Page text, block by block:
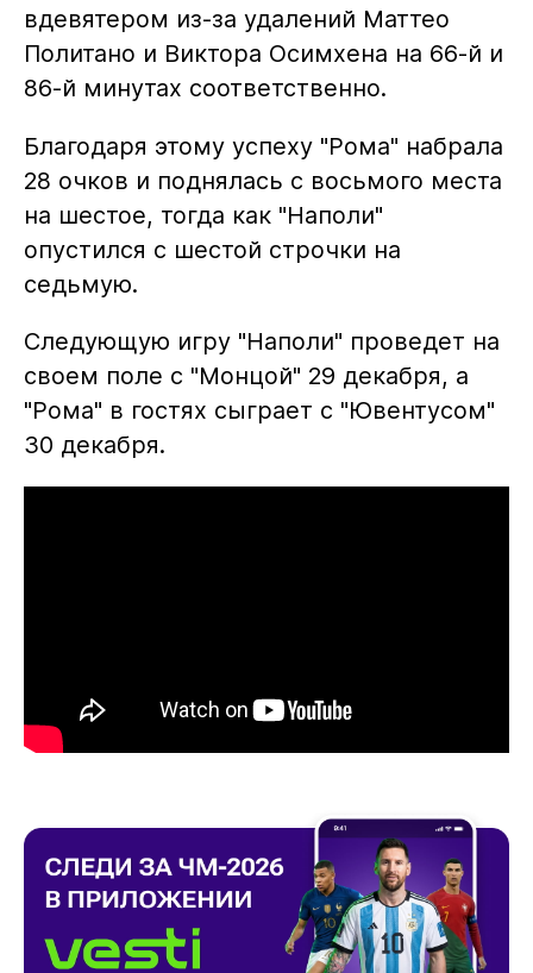
вдевятером из-за удалений Маттео
Политано и Виктора Осимхена на 66-й и
86-й минутах соответственно.
Благодаря этому успеху "Рома" набрала
28 очков и поднялась с восьмого места
на шестое, тогда как "Наполи"
опустился с шестой строчки на
седьмую.
Следующую игру "Наполи" проведет на
своем поле с "Монцой" 29 декабря, а
"Рома" в гостях сыграет с "Ювентусом"
30 декабря.